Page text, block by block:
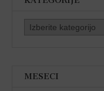
Kategorije
MESECI